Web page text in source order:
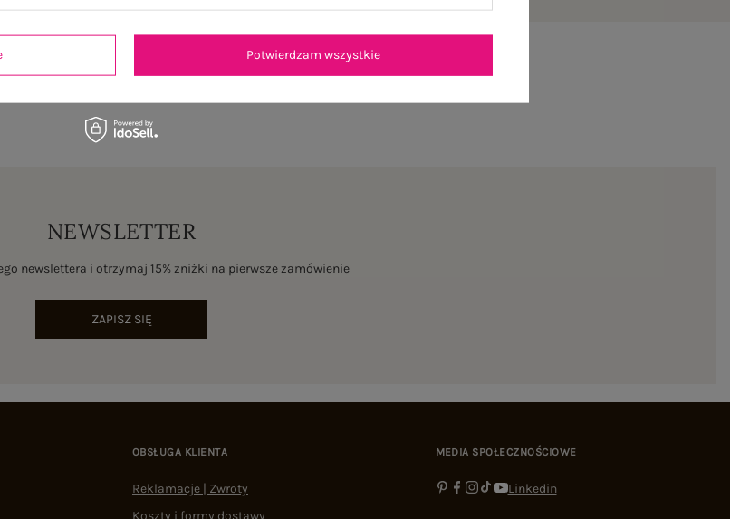
NEWSLETTER
newslettera i otrzymaj 15% zniżki na pierwsze zamówienie
ZAPISZ SIĘ
OBSŁUGA KLIENTA
Reklamacje | Zwroty
Koszty i formy dostawy
MEDIA SPOŁECZNOŚCIOWE
Linkedin
Potwierdzam wszystkie